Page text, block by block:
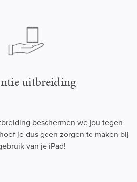
uitbreiding
beschermen we jou tegen
je dus geen zorgen te maken bij
van je iPad!